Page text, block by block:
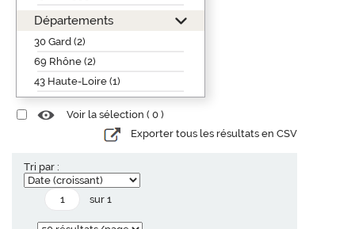
Départements
30 Gard (2)
69 Rhône (2)
43 Haute-Loire (1)
Voir la sélection ( 0 )
Exporter tous les résultats en CSV
Tri par :
sur 1